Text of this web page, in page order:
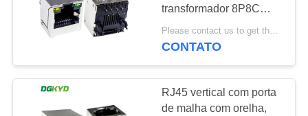
SITEMAP
POLÍTICA
conector de cat6
rj45
transformador 8P8C
com LED de inserção
direta vertical RJ45
Please contact us to get the latest price. MOQ:1 peça
CONTATO
RJ45 vertical com porta
de malha com orelha,